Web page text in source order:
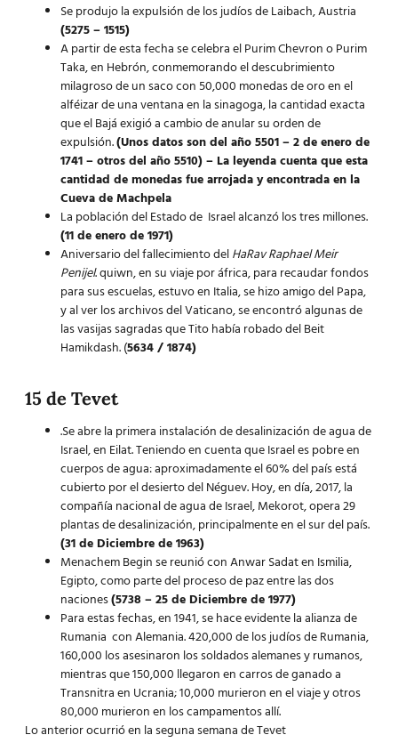
Se produjo la expulsión de los judíos de Laibach, Austria
(5275 – 1515)
A partir de esta fecha se celebra el Purim Chevron oPurim
Taka, en Hebrón, conmemorando el descubrimiento
milagroso de un saco con 50,000 monedas de oro en el
alféizar de una ventana en la sinagoga, la cantidad exacta
que el Bajá exigió a cambio de anular su orden de
expulsión.(Unos datos son del año 5501 – 2 de enero de
1741 – otros del año 5510) – La leyenda cuenta que esta
cantidad de monedas fue arrojada y encontrada en la
Cueva de Machpela
La población del Estado de Israel alcanzó los tres millones.
(11 de enero de 1971)
Aniversario del fallecimiento delHaRav Raphael Meir
Penijel. quiwn, en su viaje por áfrica, para recaudar fondos
para sus escuelas, estuvo en Italia, se hizo amigo del Papa,
y al ver los archivos del Vaticano, se encontró algunas de
las vasijas sagradas que Tito había robado del Beit
Hamikdash. (5634 / 1874)
15 de Tevet
.Se abre la primera instalación de desalinización de agua de
Israel, en Eilat. Teniendo en cuenta que Israel es pobre en
cuerpos de agua: aproximadamente el 60% del país está
cubierto por el desierto del Néguev. Hoy, en día, 2017, la
compañía nacional de agua de Israel, Mekorot, opera 29
plantas de desalinización, principalmente en el sur del país.
(31 de Diciembre de 1963)
Menachem Begin se reunió con Anwar Sadat en Ismilia,
Egipto, como parte del proceso de paz entre las dos
naciones(5738 – 25 de Diciembre de 1977)
Para estas fechas, en 1941, se hace evidente la alianza de
Rumania con Alemania. 420,000 de los judíos de Rumania,
160,000 los asesinaron los soldados alemanes y rumanos,
mientras que 150,000 llegaron en carros de ganado a
Transnitra en Ucrania; 10,000 murieron en el viaje y otros
80,000 murieron en los campamentos allí.
Lo anterior ocurrió en la seguna semana de Tevet